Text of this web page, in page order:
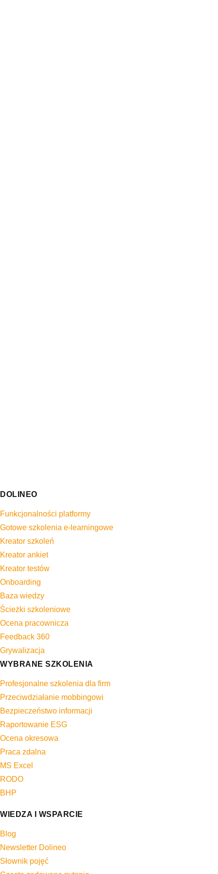
DOLINEO
Funkcjonalności platformy
Gotowe szkolenia e-learningowe
Kreator szkoleń
Kreator ankiet
Kreator testów
Onboarding
Baza wiedzy
Ścieżki szkoleniowe
Ocena pracownicza
Feedback 360
Grywalizacja
WYBRANE SZKOLENIA
Profesjonalne szkolenia dla firm
Przeciwdziałanie mobbingowi
Bezpieczeństwo informacji
Raportowanie ESG
Ocena okresowa
Praca zdalna
MS Excel
RODO
BHP
WIEDZA I WSPARCIE
Blog
Newsletter Dolineo
Słownik pojęć